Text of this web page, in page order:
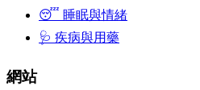
😴 睡眠與情緒
🩺 疾病與用藥
網站